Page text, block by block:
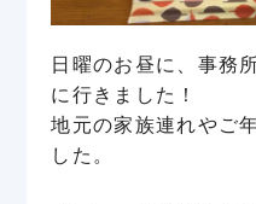
日曜のお昼に、事務
に行きました！
地元の家族連れやご
した。